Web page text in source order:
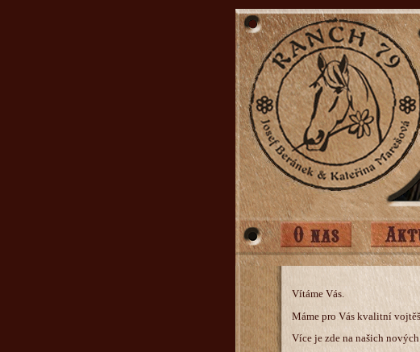
Vítáme Vás.
Máme pro Vás kvalitní
Více je zde na našich